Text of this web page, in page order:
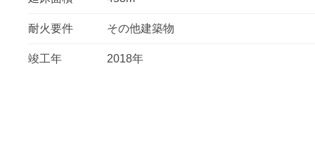
耐火要件 その他建築物
竣工年 2018年